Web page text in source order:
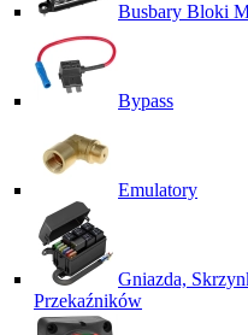
Busbary Bloki
Bypass
Emulatory
Gniazda,
Przekaźników